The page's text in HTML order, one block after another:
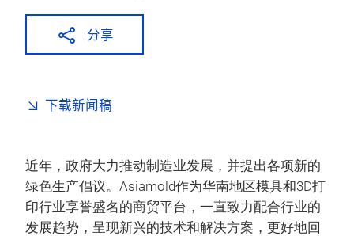
分享
下载新闻稿
近年，政府大力推动制造业发展，并提出各项新的
绿色生产倡议。Asiamold作为华南地区模具和3D打
印行业享誉盛名的商贸平台，一直致力配合行业的
发展趋势，呈现新兴的技术和解决方案，更好地回